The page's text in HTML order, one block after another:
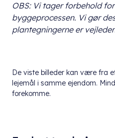
OBS: Vi tager forbehold
byggeprocessen. Vi gør
plantegningerne er
De viste billeder kan være fra
lejemål i samme ejendom.
forekomme.